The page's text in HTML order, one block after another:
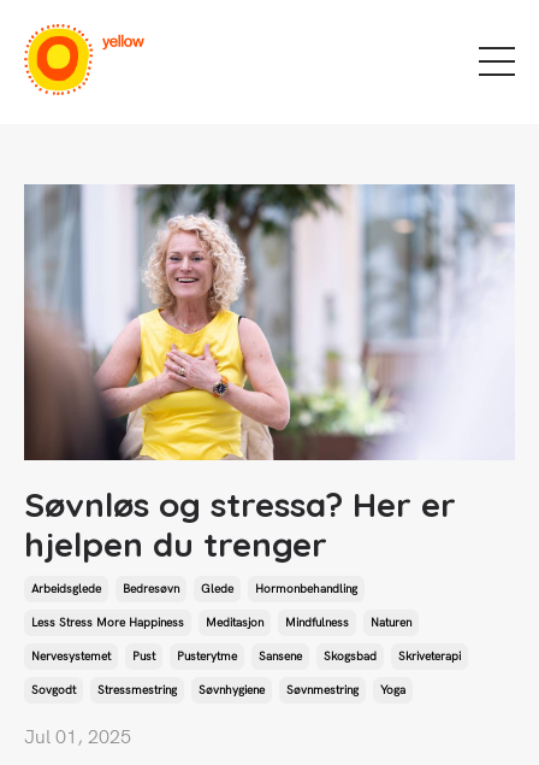
Søvnløs og stressa? Her er
hjelpen du trenger
Arbeidsglede Bedresøvn Glede Hormonbehandling
Less Stress More Happiness Meditasjon Mindfulness Naturen
Nervesystemet Pust Pusterytme Sansene Skogsbad Skriveterapi
Sovgodt Stressmestring Søvnhygiene Søvnmestring Yoga
Jul 01, 2025